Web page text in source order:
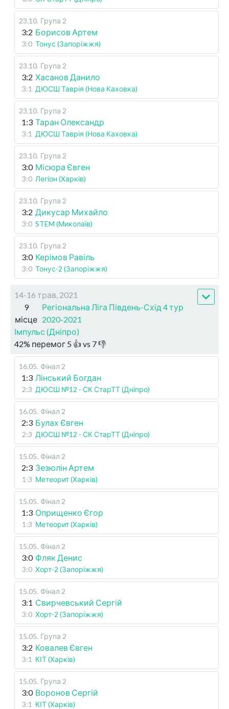
23.10. Група 2
3:2 Борисов Артем
3:0 Тонус (Запоріжжя)
23.10. Група 2
3:2 Хасанов Данило
3:1 ДЮСШ Таврія (Нова Каховка)
23.10. Група 2
1:3 Таран Олександр
3:1 ДЮСШ Таврія (Нова Каховка)
23.10. Група 2
3:0 Місюра Євген
3:0 Легіон (Харків)
23.10. Група 2
3:2 Дикусар Михайло
3:0 STEM (Миколаїв)
23.10. Група 2
3:0 Керімов Равіль
3:0 Тонус-2 (Запоріжжя)
14-16 трав, 2021
9
місце
Регіональна Ліга Південь-Схід 4 тур
2020-2021
Імпульс (Дніпро)
42% перемог 5 👍 vs 7👎
16.05. Фінал 2
1:3 Лінський Богдан
2:3 ДЮСШ №12 - СК СтарТТ (Дніпро)
16.05. Фінал 2
2:3 Булах Євген
2:3 ДЮСШ №12 - СК СтарТТ (Дніпро)
15.05. Фінал 2
2:3 Зезюлін Артем
1:3 Метеорит (Харків)
15.05. Фінал 2
1:3 Оприщенко Єгор
1:3 Метеорит (Харків)
15.05. Фінал 2
3:0 Фляк Денис
3:0 Хорт-2 (Запоріжжя)
15.05. Фінал 2
3:1 Свирчевський Сергій
3:0 Хорт-2 (Запоріжжя)
15.05. Група 2
3:2 Ковалев Євген
3:1 КІТ (Харків)
15.05. Група 2
3:0 Воронов Сергій
3:1 КІТ (Харків)